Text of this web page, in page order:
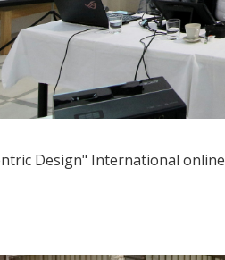
Design" International